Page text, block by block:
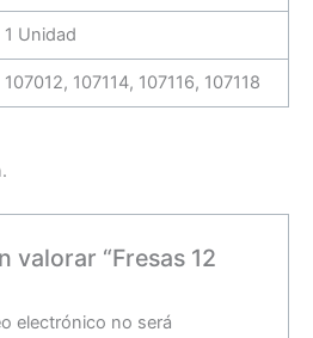
1 Unidad
107012, 107114, 107116, 107118
valorar “Fresas 12
electrónico no será